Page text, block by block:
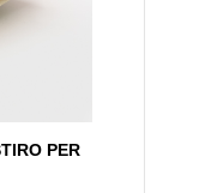
PER